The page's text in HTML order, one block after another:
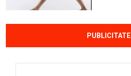
PUBLICITATE